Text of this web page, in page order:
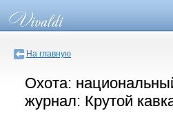
На главную
Охота:
журнал: Крутой